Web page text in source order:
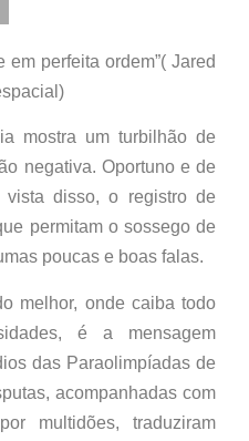
perfeita ordem”( Jared
mostra um turbilhão de
negativa. Oportuno e de
vista disso, o registro de
permitam o sossego de
poucas e boas falas.
melhor, onde caiba todo
é a mensagem
das Paraolimpíadas de
acompanhadas com
multidões, traduziram